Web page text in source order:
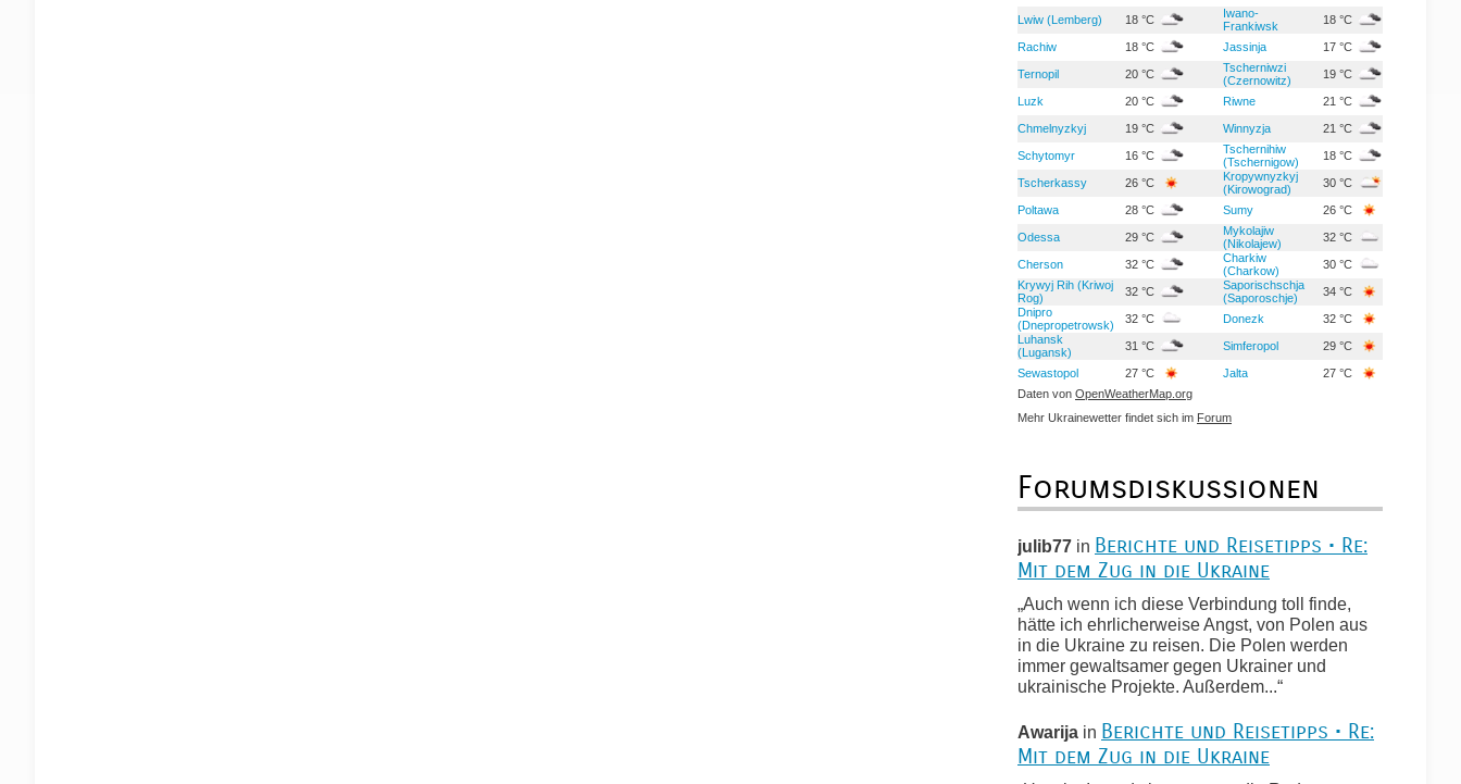
Lwiw (Lemberg) 18 °C
Iwano-
Frankiwsk
18 °C
Rachiw 18 °C Jassinja 17 °C
Ternopil 20 °C
Tscherniwzi
(Czernowitz)
19 °C
Luzk 20 °C Riwne 21 °C
Chmelnyzkyj 19 °C Winnyzja 21 °C
Schytomyr 16 °C
Tschernihiw
(Tschernigow)
18 °C
Tscherkassy 26 °C
Kropywnyzkyj
(Kirowograd)
30 °C
Poltawa 28 °C Sumy 26 °C
Odessa 29 °C
Mykolajiw
(Nikolajew)
32 °C
Cherson 32 °C
Charkiw
(Charkow)
30 °C
Krywyj Rih (Kriwoj
Rog)
32 °C
Saporischschja
(Saporoschje)
34 °C
Dnipro
(Dnepropetrowsk)
32 °C Donezk
32 °C
Luhansk
(Lugansk)
31 °C Simferopol 29 °C
Sewastopol 27 °C Jalta
27 °C
Daten von OpenWeatherMap.org
Mehr Ukrainewetter findet sich im Forum
Forumsdiskussionen
julib77 in Berichte und Reisetipps • Re:
Mit dem Zug in die Ukraine
„Auch wenn ich diese Verbindung toll finde,
hätte ich ehrlicherweise Angst, von Polen aus
in die Ukraine zu reisen. Die Polen werden
immer gewaltsamer gegen Ukrainer und
ukrainische Projekte. Außerdem...“
Awarija in Berichte und Reisetipps • Re:
Mit dem Zug in die Ukraine